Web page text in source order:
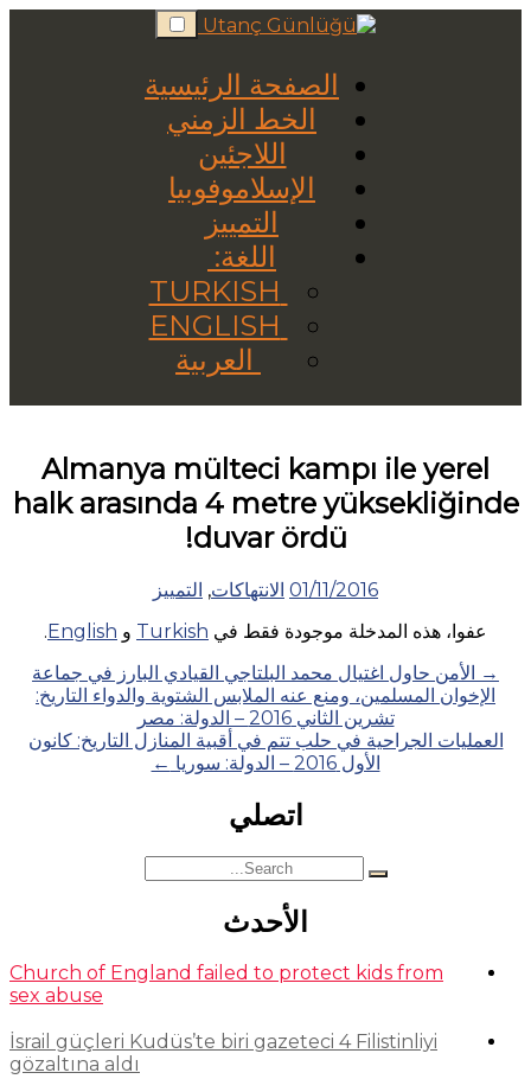
Skip
to
الصفحة الرئيسية
الخط الزمني
اللاجئين
الإسلاموفوبيا
التمييز
اللغة:
العربية
Almanya mülteci kampı ile yerel
halk arasında 4 metre yüksekliğinde
duvar ördü!
01/11/2016 الانتهاكات, التمييز
عفوا، هذه المدخلة موجودة فقط في Turkish و English
.
Posts
navigation
→ الأمن حاول اغتيال محمد البلتاجي القيادي البارز في جماعة
الإخوان المسلمين، ومنع عنه الملابس الشتوية والدواء التاريخ:
تشرين الثاني 2016 – الدولة: مصر
العمليات الجراحية في حلب تتم في أقبية المنازل التاريخ: كانون
الأول 2016 – الدولة: سوريا
←
اتصلي
Search
for:
الأحدث
Church of England failed to protect kids from
sex abuse
İsrail güçleri Kudüs’te biri gazeteci 4 Filistinliyi
gözaltına aldı